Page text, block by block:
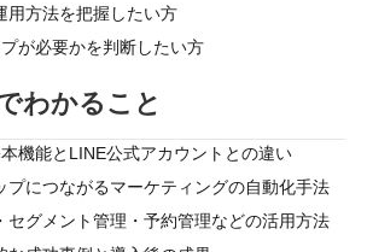
用方法を把握したい方
が必要かを判断したい方
わかること
機能とLINE公式アカウントとの違い
プにつながるマーケティングの自動化手法
セグメント管理・予約管理などの活用方法